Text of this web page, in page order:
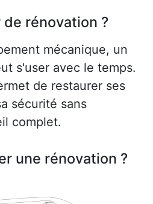
rénovation ?
mécanique, un
s'user avec le temps.
de restaurer ses
sécurité sans
complet.
une rénovation ?